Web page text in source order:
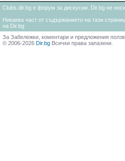
Clubs.dir.bg е форум за дискусии. Dir.bg не
Никаква част от съдържанието на тази
на Dir.bg
За Забележки, коментари и предложения
© 2006-2026 Dir.bg Всички права запазени.